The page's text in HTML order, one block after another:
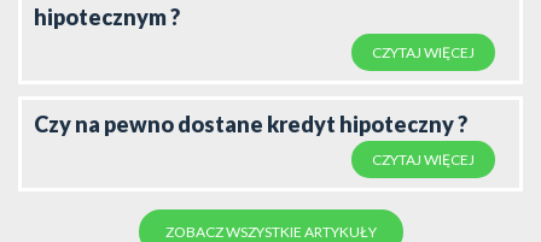
hipotecznym ?
CZYTAJ WIĘCEJ
Czy na pewno dostane kredyt hipoteczny ?
CZYTAJ WIĘCEJ
ZOBACZ WSZYSTKIE ARTYKUŁY